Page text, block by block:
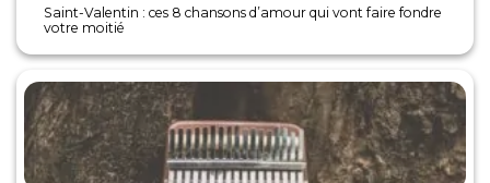
Saint-Valentin : ces 8 chansons d’amour qui vont faire fondre
votre moitié